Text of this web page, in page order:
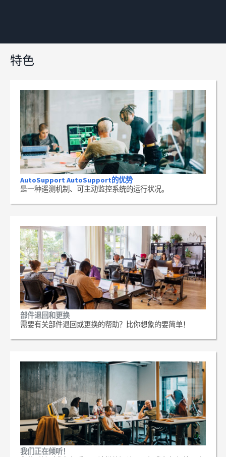
特色
AutoSupport AutoSupport的优势
是一种遥测机制、可主动监控系统的运行状况。
部件退回和更换
需要有关部件退回或更换的帮助？比你想象的要简单！
我们正在倾听！